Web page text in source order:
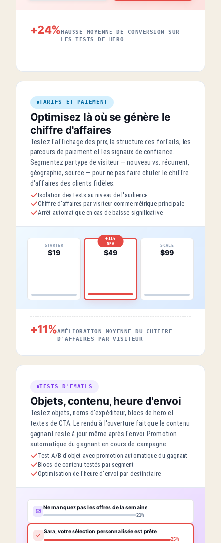
+24%HAUSSE MOYENNE DE CONVERSION SUR
LES TESTS DE HERO
TARIFS ET PAIEMENT
Optimisez là où se génère le
chiffre d'affaires
Testez l'affichage des prix, la structure des forfaits, les
parcours de paiement et les signaux de confiance.
Segmentez par type de visiteur — nouveau vs. récurrent,
géographie, source — pour ne pas faire chuter le chiffre
d'affaires des clients fidèles.
Isolation des tests au niveau de l'audience
Chiffre d'affaires par visiteur comme métrique principale
Arrêt automatique en cas de baisse significative
STARTER
$19
PRO
$49
+11%
RPV
SCALE
$99
+11%AMÉLIORATION MOYENNE DU CHIFFRE
D'AFFAIRES PAR VISITEUR
TESTS D'EMAILS
Objets, contenu, heure d'envoi
Testez objets, noms d'expéditeur, blocs de hero et
textes de CTA. Le rendu à l'ouverture fait que le contenu
gagnant reste à jour même après l'envoi. Promotion
automatique du gagnant en cours de campagne.
Test A/B d'objet avec promotion automatique du gagnant
Blocs de contenu testés par segment
Optimisation de l'heure d'envoi par destinataire
Ne manquez pas les offres de la semaine
21%
Sara, votre sélection personnalisée est prête
25%